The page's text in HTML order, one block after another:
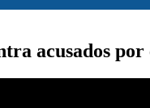
acusados